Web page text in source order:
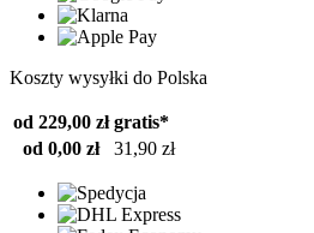
Koszty wysyłki do Polska
od 229,00 zł gratis*
od 0,00 zł
31,90 zł